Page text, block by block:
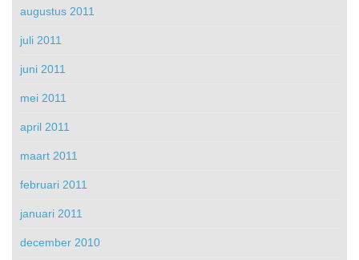
augustus 2011
juli 2011
juni 2011
mei 2011
april 2011
maart 2011
februari 2011
januari 2011
december 2010